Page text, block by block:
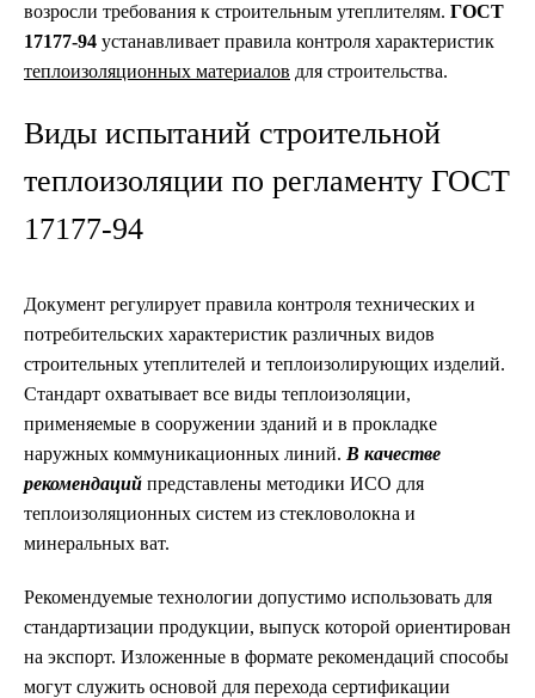
возросли требования к строительным утеплителям. ГОСТ
17177-94 устанавливает правила контроля характеристик
теплоизоляционных материалов для строительства.
Виды испытаний строительной
теплоизоляции по регламенту ГОСТ
17177-94
Документ регулирует правила контроля технических и
потребительских характеристик различных видов
строительных утеплителей и теплоизолирующих изделий.
Стандарт охватывает все виды теплоизоляции,
применяемые в сооружении зданий и в прокладке
наружных коммуникационных линий. В качестве
рекомендаций представлены методики ИСО для
теплоизоляционных систем из стекловолокна и
минеральных ват.
Рекомендуемые технологии допустимо использовать для
стандартизации продукции, выпуск которой ориентирован
на экспорт. Изложенные в формате рекомендаций способы
могут служить основой для перехода сертификации